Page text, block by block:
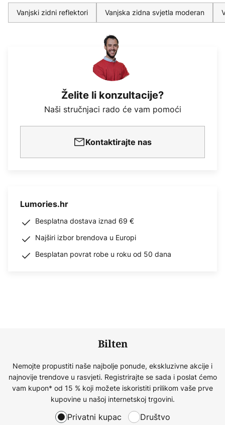
Vanjski zidni reflektori Vanjska zidna svjetla moderan
Želite li konzultacije?
Naši stručnjaci rado će vam pomoći
Kontaktirajte nas
Lumories.hr
Besplatna dostava iznad 69 €
Najširi izbor brendova u Europi
Besplatan povrat robe u roku od 50 dana
Bilten
Nemojte propustiti naše najbolje ponude, ekskluzivne akcije i
najnovije trendove u rasvjeti. Registrirajte se sada i poslat ćemo
vam kupon* od 15 % koji možete iskoristiti prilikom vaše prve
kupovine u našoj internetskoj trgovini.
Privatni kupac Društvo